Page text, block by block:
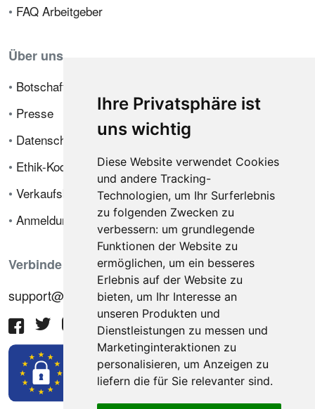
Ihre Privatsphäre ist
uns wichtig
Diese Website verwendet Cookies
und andere Tracking-
Technologien, um Ihr Surferlebnis
zu folgenden Zwecken zu
verbessern: um grundlegende
Funktionen der Website zu
ermöglichen, um ein besseres
Erlebnis auf der Website zu
bieten, um Ihr Interesse an
unseren Produkten und
Dienstleistungen zu messen und
Marketinginteraktionen zu
personalisieren, um Anzeigen zu
liefern die für Sie relevanter sind.
• FAQ Arbeitgeber
Über uns
• Botschafterprogramm
• Presse
• Datenschutzrichtlinie
• Ethik-Kodex
• Verkaufsbedingungen
• Anmeldung
Verbinde dich mit uns
support@hiringnotes.com